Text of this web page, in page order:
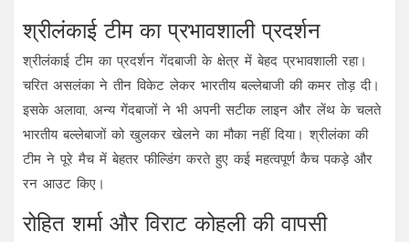
श्रीलंकाई टीम का प्रभावशाली प्रदर्शन
श्रीलंकाई टीम का प्रदर्शन गेंदबाजी के क्षेत्र में बेहद प्रभावशाली रहा।
चरित असलंका ने तीन विकेट लेकर भारतीय बल्लेबाजी की कमर तोड़ दी।
इसके अलावा, अन्य गेंदबाजों ने भी अपनी सटीक लाइन और लेंथ के चलते
भारतीय बल्लेबाजों को खुलकर खेलने का मौका नहीं दिया। श्रीलंका की
टीम ने पूरे मैच में बेहतर फील्डिंग करते हुए कई महत्वपूर्ण कैच पकड़े और
रन आउट किए।
रोहित शर्मा और विराट कोहली की वापसी